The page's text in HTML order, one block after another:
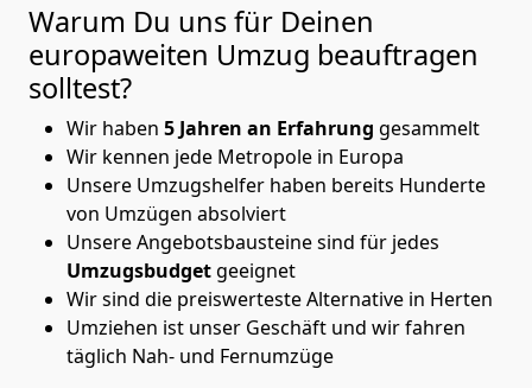
Warum Du uns für Deinen
europaweiten Umzug beauftragen
solltest?
Wir haben 5 Jahren an Erfahrung gesammelt
Wir kennen jede Metropole in Europa
Unsere Umzugshelfer haben bereits Hunderte
von Umzügen absolviert
Unsere Angebotsbausteine sind für jedes
Umzugsbudgetgeeignet
Wir sind die preiswerteste Alternative in Herten
Umziehen ist unser Geschäft und wir fahren
täglich Nah- und Fernumzüge